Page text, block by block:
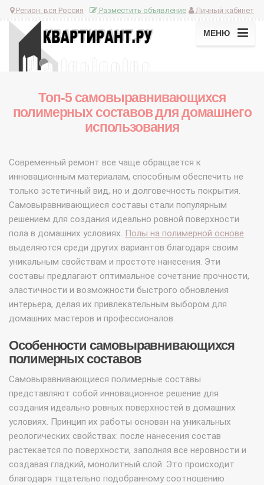
Регион: вся Россия Личный кабинет
Разместить объявление
МЕНЮ
Топ-5 самовыравнивающихся
полимерных составов для домашнего
использования
Современный ремонт все чаще обращается к
инновационным материалам, способным обеспечить не
только эстетичный вид, но и долговечность покрытия.
Самовыравнивающиеся составы стали популярным
решением для создания идеально ровной поверхности
пола в домашних условиях. Полы на полимерной основе
выделяются среди других вариантов благодаря своим
уникальным свойствам и простоте нанесения. Эти
составы предлагают оптимальное сочетание прочности,
эластичности и возможности быстрого обновления
интерьера, делая их привлекательным выбором для
домашних мастеров и профессионалов.
Особенности самовыравнивающихся
полимерных составов
Самовыравнивающиеся полимерные составы
представляют собой инновационное решение для
создания идеально ровных поверхностей в домашних
условиях. Принцип их работы основан на уникальных
реологических свойствах: после нанесения состав
растекается по поверхности, заполняя все неровности и
создавая гладкий, монолитный слой. Это происходит
благодаря тщательно подобранному соотношению